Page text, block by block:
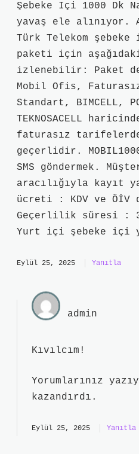
Şebeke Içi 1000 Dk
yavaş ele alınıyor.
Türk Telekom
paketi için
izlenebilir: Paket
Mobil Ofis,
Standart, BIMCELL,
TEKNOSACELL
faturasız
geçerlidir.
SMS göndermek.
aracılığıyla kayıt
ücreti : KDV ve ÖİV
Geçerlilik süresi :
Yurt içi şebeke içi
Eylül 25, 2025 Yanıtla
admin
Kıvılcım!
Yorumlarınız
kazandırdı.
Eylül 25, 2025 Yanıtla